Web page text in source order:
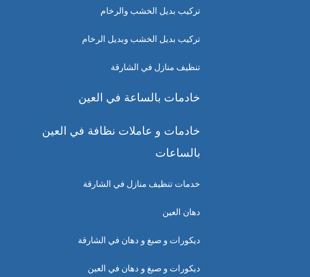
تركيب بديل الخشب والرخام
تركيب بديل الخشب وبديل الرخام
تنظيف منازل في الشارقة
خادمات بالساعة في العين
خادمات و عاملات نظافة في العين
بالساعات
خدمات تنظيف منازل في الشارقة
دهان العين
ديكورات و صبغ و دهان في الشارقة
ديكورات و صبغ و دهان في العين